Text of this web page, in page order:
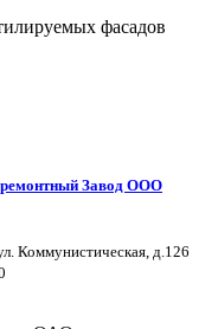
фасадов
Завод ООО
Коммунистическая, д.126